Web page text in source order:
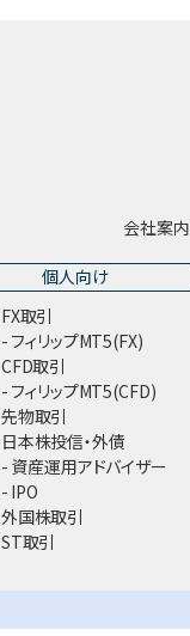
会社案内
個人向け
FX取引
フィリップMT5(FX)
CFD取引
フィリップMT5(CFD)
先物取引
日本株投信・外債
資産運用アドバイザー
IPO
外国株取引
ST取引